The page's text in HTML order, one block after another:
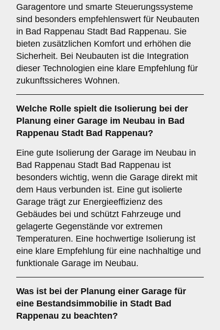
Garagentore und smarte Steuerungssysteme
sind besonders empfehlenswert für Neubauten
in Bad Rappenau Stadt Bad Rappenau. Sie
bieten zusätzlichen Komfort und erhöhen die
Sicherheit. Bei Neubauten ist die Integration
dieser Technologien eine klare Empfehlung für
zukunftssicheres Wohnen.
Welche Rolle spielt die Isolierung bei der
Planung einer Garage im Neubau in Bad
Rappenau Stadt Bad Rappenau?
Eine gute Isolierung der Garage im Neubau in
Bad Rappenau Stadt Bad Rappenau ist
besonders wichtig, wenn die Garage direkt mit
dem Haus verbunden ist. Eine gut isolierte
Garage trägt zur Energieeffizienz des
Gebäudes bei und schützt Fahrzeuge und
gelagerte Gegenstände vor extremen
Temperaturen. Eine hochwertige Isolierung ist
eine klare Empfehlung für eine nachhaltige und
funktionale Garage im Neubau.
Was ist bei der Planung einer Garage für
eine Bestandsimmobilie in Stadt Bad
Rappenau zu beachten?